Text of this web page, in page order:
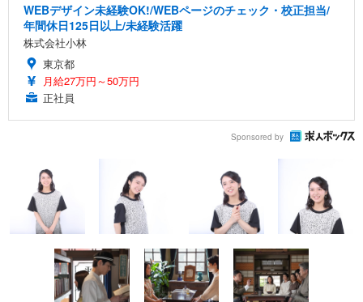
WEBデザイン未経験OK!/WEBページのチェック・校正担当/
年間休日125日以上/未経験活躍
株式会社小林
東京都
月給27万円～50万円
正社員
Sponsored by